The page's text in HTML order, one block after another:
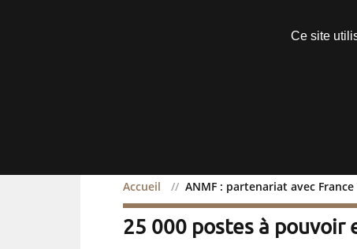
Accueil ANMF : partenariat avec
ANMF : partenariat avec
25 000 postes à
Ce site